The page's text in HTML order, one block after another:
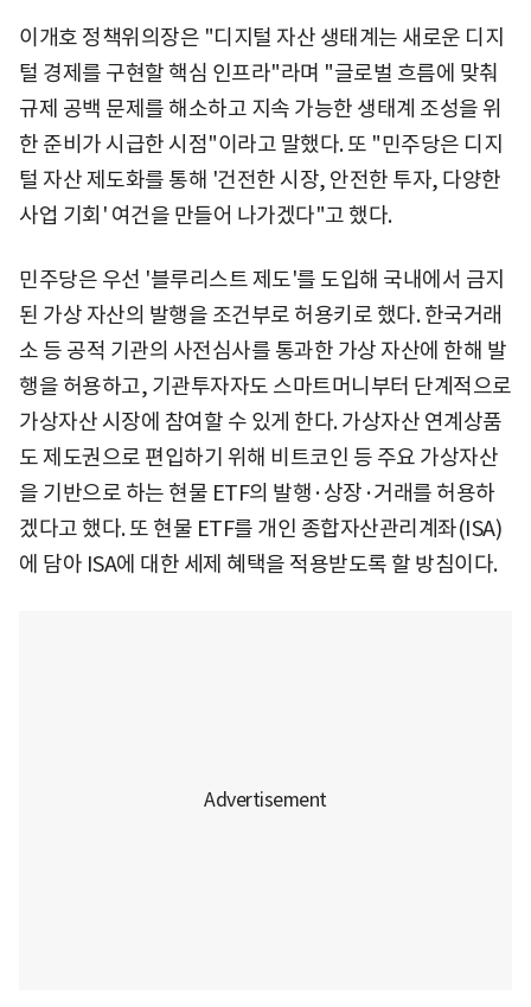
이개호 정책위의장은 "디지털 자산 생태계는 새로운 디지
털 경제를 구현할 핵심 인프라"라며 "글로벌 흐름에 맞춰
규제 공백 문제를 해소하고 지속 가능한 생태계 조성을 위
한 준비가 시급한 시점"이라고 말했다. 또 "민주당은 디지
털 자산 제도화를 통해 '건전한 시장, 안전한 투자, 다양한
사업 기회' 여건을 만들어 나가겠다"고 했다.
민주당은 우선 '블루리스트 제도'를 도입해 국내에서 금지
된 가상 자산의 발행을 조건부로 허용키로 했다. 한국거래
소 등 공적 기관의 사전심사를 통과한 가상 자산에 한해 발
행을 허용하고, 기관투자자도 스마트머니부터 단계적으로
가상자산 시장에 참여할 수 있게 한다. 가상자산 연계상품
도 제도권으로 편입하기 위해 비트코인 등 주요 가상자산
을 기반으로 하는 현물 ETF의 발행·상장·거래를 허용하
겠다고 했다. 또 현물 ETF를 개인 종합자산관리계좌(ISA)
에 담아 ISA에 대한 세제 혜택을 적용받도록 할 방침이다.